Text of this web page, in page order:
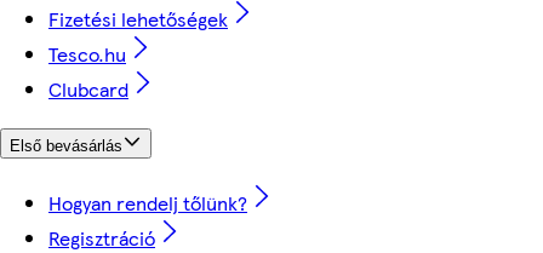
Fizetési lehetőségek
Tesco.hu
Clubcard
Első bevásárlás
Hogyan rendelj tőlünk?
Regisztráció